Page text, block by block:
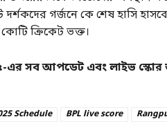
গর্জনে কে শেষ হাসি
ক্রিকেট ভক্ত।
এর সব আপডেট এবং লাইভ স্কোর
Schedule BPL live score